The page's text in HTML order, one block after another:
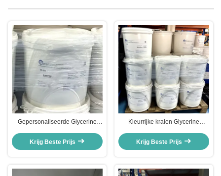
Gepersonaliseerde Glycerine
Titaniumdioxide Huidverzorging
Raws Cosmetic
Krijg Beste Prijs
Kleurrijke kralen Glycerine
Mica Cosmetische grondstoffen
Krijg Beste Prijs